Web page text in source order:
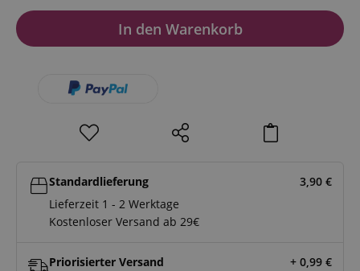
In den Warenkorb
Standardlieferung 3,90 €
Lieferzeit 1 - 2 Werktage
Kostenloser Versand ab 29€
Priorisierter Versand + 0,99 €